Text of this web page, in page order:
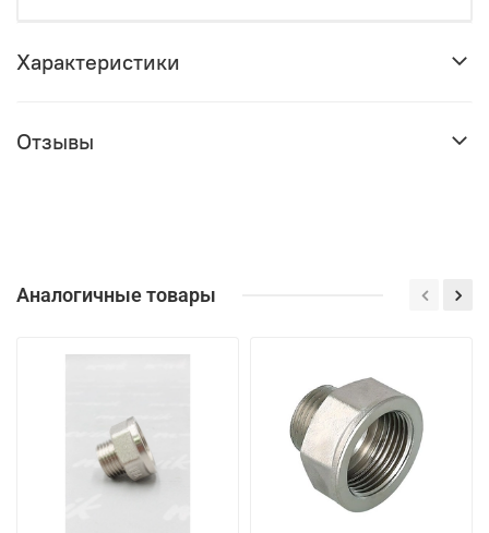
Характеристики
Отзывы
Аналогичные товары